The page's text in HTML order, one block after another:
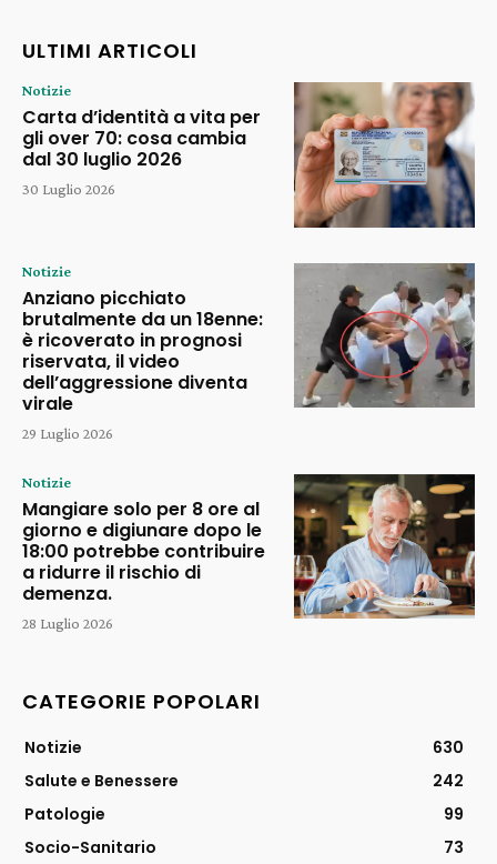
ULTIMI ARTICOLI
Notizie
Carta d’identità a vita per
gli over 70: cosa cambia
dal 30 luglio 2026
30 Luglio 2026
Notizie
Anziano picchiato
brutalmente da un 18enne:
è ricoverato in prognosi
riservata, il video
dell’aggressione diventa
virale
29 Luglio 2026
Notizie
Mangiare solo per 8 ore al
giorno e digiunare dopo le
18:00 potrebbe contribuire
a ridurre il rischio di
demenza.
28 Luglio 2026
CATEGORIE POPOLARI
Notizie
630
Salute e Benessere
242
Patologie
99
Socio-Sanitario
73